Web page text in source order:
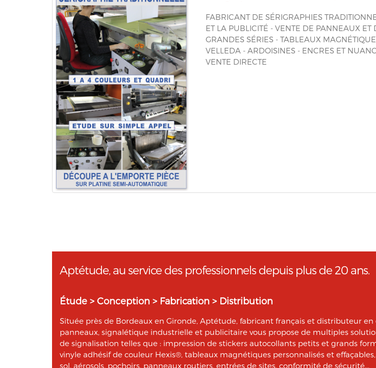
FABRICANT DE SÉRIGRAPHIES
ET LA PUBLICITÉ - VENTE DE PANNEAUX ET
GRANDES SÉRIES - TABLEAUX
VELLEDA - ARDOISINES - ENCRES ET
VENTE DIRECTE
Aptétude, au service des professionnels depuis plus de 20 ans.
Étude > Conception > Fabrication > Distribution
Située près de Bordeaux en Gironde, Aptétude, fabricant français et distributeur en
panneaux, signalétique industrielle et publicitaire vous propose de multiples
de signalisation telles que : impression de stickers autocollants petits et grands
vinyle adhésif de couleur Hexis®, tableaux magnétiques personnalisés et
sol, aérosols, pochoirs, panneaux routiers, entrées de sites, conformité de sécurité...